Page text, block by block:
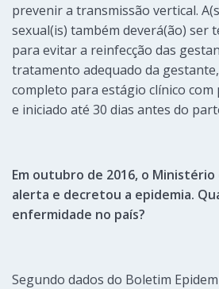
prevenir a transmissão vertical.
sexual(is) também deverá(ão) ser
para evitar a reinfecção das
tratamento adequado da
completo para estágio clínico
e iniciado até 30 dias antes do
Em outubro de 2016, o Ministério
alerta e decretou a epidemia.
enfermidade no país?
Segundo dados do Boletim